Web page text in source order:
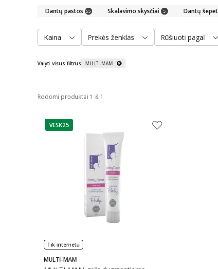
Dantų pastos 55 Skalavimo skysčiai 5 Dantų
Kaina Prekės ženklas Rūšiuoti pagal
Valyti visus filtrus MULTI-MAM
Rodomi produktai 1 iš 1
patarimas
VESK25
Tik internetu
MULTI-MAM